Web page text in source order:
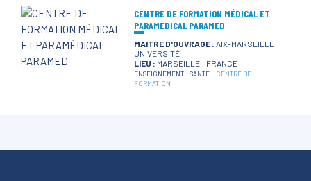
CENTRE DE FORMATION MÉDICAL ET
PARAMÉDICAL PARAMED
MAITRE D'OUVRAGE : AIX-MARSEILLE
UNIVERSITÉ
LIEU : MARSEILLE - FRANCE
ENSEIGNEMENT-SANTÉ- CENTRE DE
FORMATION